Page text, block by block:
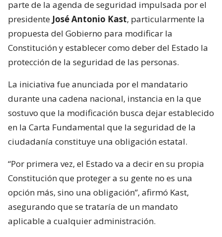
parte de la agenda de seguridad impulsada por el
presidente José Antonio Kast, particularmente la
propuesta del Gobierno para modificar la
Constitución y establecer como deber del Estado la
protección de la seguridad de las personas.
La iniciativa fue anunciada por el mandatario
durante una cadena nacional, instancia en la que
sostuvo que la modificación busca dejar establecido
en la Carta Fundamental que la seguridad de la
ciudadanía constituye una obligación estatal.
“Por primera vez, el Estado va a decir en su propia
Constitución que proteger a su gente no es una
opción más, sino una obligación”, afirmó Kast,
asegurando que se trataría de un mandato
aplicable a cualquier administración.